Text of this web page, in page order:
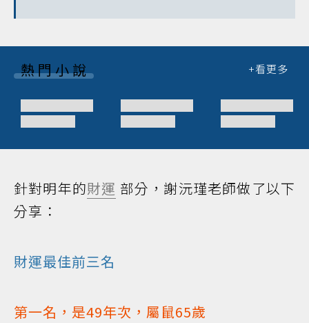
熱門小說
針對明年的財運 部分，謝沅瑾老師做了以下
分享：
財運最佳前三名
第一名，是49年次，屬鼠65歲